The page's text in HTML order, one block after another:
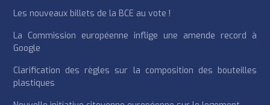
Les nouveaux billets de la BCE au vote !
La Commission européenne inflige une amende record à
Google
Clarification des règles sur la composition des bouteilles
plastiques